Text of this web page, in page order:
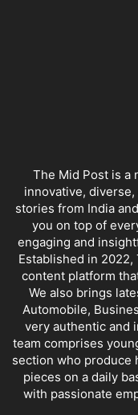
The Mid Post is a
innovative,
stories from India
you on top of
engaging and
Established in
content platform
We also brings
Automobile,
very authentic and
team comprises
section who produce
pieces on a daily
with passionate